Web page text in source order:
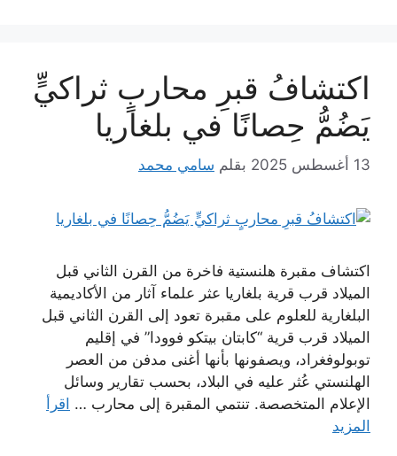
اكتشافُ قبرِ محاربٍ ثراكيٍّ
يَضُمُّ حِصانًا في بلغاريا
13 أغسطس 2025 بقلم سامي محمد
اكتشاف مقبرة هلنستية فاخرة من القرن الثاني قبل
الميلاد قرب قرية بلغاريا عثر علماء آثار من الأكاديمية
البلغارية للعلوم على مقبرة تعود إلى القرن الثاني قبل
الميلاد قرب قرية “كابتان بيتكو فوودا” في إقليم
توبولوفغراد، ويصفونها بأنها أغنى مدفن من العصر
الهلنستي عُثر عليه في البلاد، بحسب تقارير وسائل
الإعلام المتخصصة. تنتمي المقبرة إلى محارب … اقرأ
المزيد